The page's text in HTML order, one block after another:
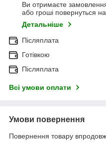
Ви отримаєте
або гроші повернуться
Детальніше
Післяплата
Готівкою
Післяплата
Всі умови оплати
Умови повернення
Повернення товару